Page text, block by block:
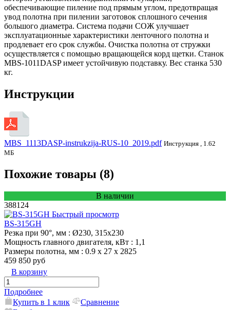
обеспечивающие пиление под прямым углом, предотвращая
увод полотна при пилении заготовок сплошного сечения
большого диаметра. Система подачи СОЖ улучшает
эксплуатационные характеристики ленточного полотна и
продлевает его срок службы. Очистка полотна от стружки
осуществляется с помощью вращающейся корд щетки. Станок
MBS-1011DASP имеет устойчивую подставку. Вес станка 530
кг.
Инструкции
MBS_1113DASP-instrukzija-RUS-10_2019.pdf Инструкция , 1.62
МБ
Похожие товары (8)
В наличии
388124
Быстрый просмотр
BS-315GH
Резка при 90°, мм : Ø230, 315x230
Мощность главного двигателя, кВт : 1,1
Размеры полотна, мм : 0.9 x 27 x 2825
459 850 руб
В корзину
Подробнее
Купить в 1 клик
Сравнение